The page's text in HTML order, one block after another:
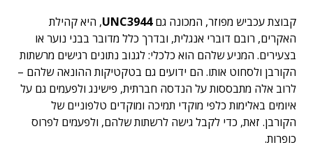
קבוצת עכביש מפוזר, המכונה גםUNC3944, היא קהילת
האקרים, רובם דוברי אנגלית, ובדרך כלל מדובר בבני נוער או
בצעירים. המניע שלהם הוא כלכלי: לגנוב נתונים רגישים מרשתות
הקורבן ולסחוט אותו. הם ידועים גם בטקטיקות ההונאה שלהם –
לרוב אלה מתבססות על הנדסה חברתית, פישינג ולפעמים גם על
איומים באלימות כלפי מוקדי תמיכה ומוקדים טלפוניים של
הקורבן. זאת, כדי לקבל גישה לרשתות שלהם, ולפעמים לפרוס
כופרות.